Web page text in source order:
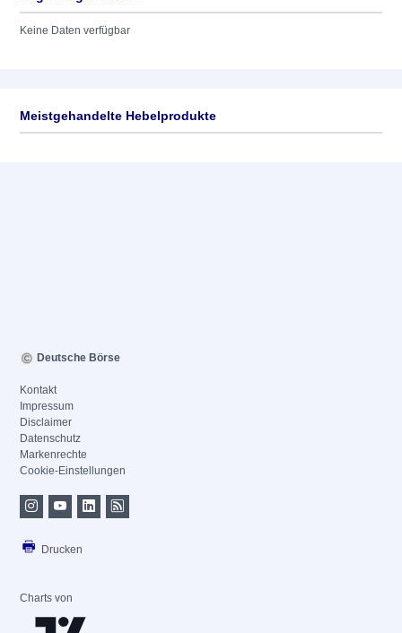
Keine Daten verfügbar
Meistgehandelte Hebelprodukte
Deutsche Börse
Kontakt
Impressum
Disclaimer
Datenschutz
Markenrechte
Cookie-Einstellungen
Drucken
Charts von